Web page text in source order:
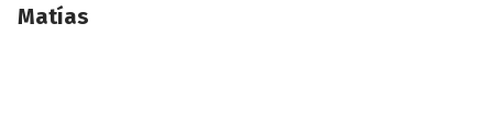
Matías